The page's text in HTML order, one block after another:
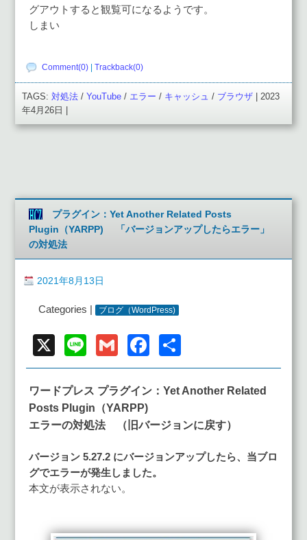
グアウトすると観覧可になるようです。
しまい
Comment(0) | Trackback(0)
TAGS: 対処法 / YouTube / エラー / キャッシュ / ブラウザ | 2023
年4月26日 |
プラグイン：Yet Another Related Posts
Plugin（YARPP) 「バージョンアップしたらエラー」
の対処法
2021年8月13日
Categories | ブログ（WordPress)
X Line GmailFacebook
有
ワードプレス プラグイン：Yet Another Related
Posts Plugin（YARPP)
エラーの対処法 （旧バージョンに戻す）
バージョン 5.27.2 にバージョンアップしたら、当ブロ
グでエラーが発生しました。
本文が表示されない。